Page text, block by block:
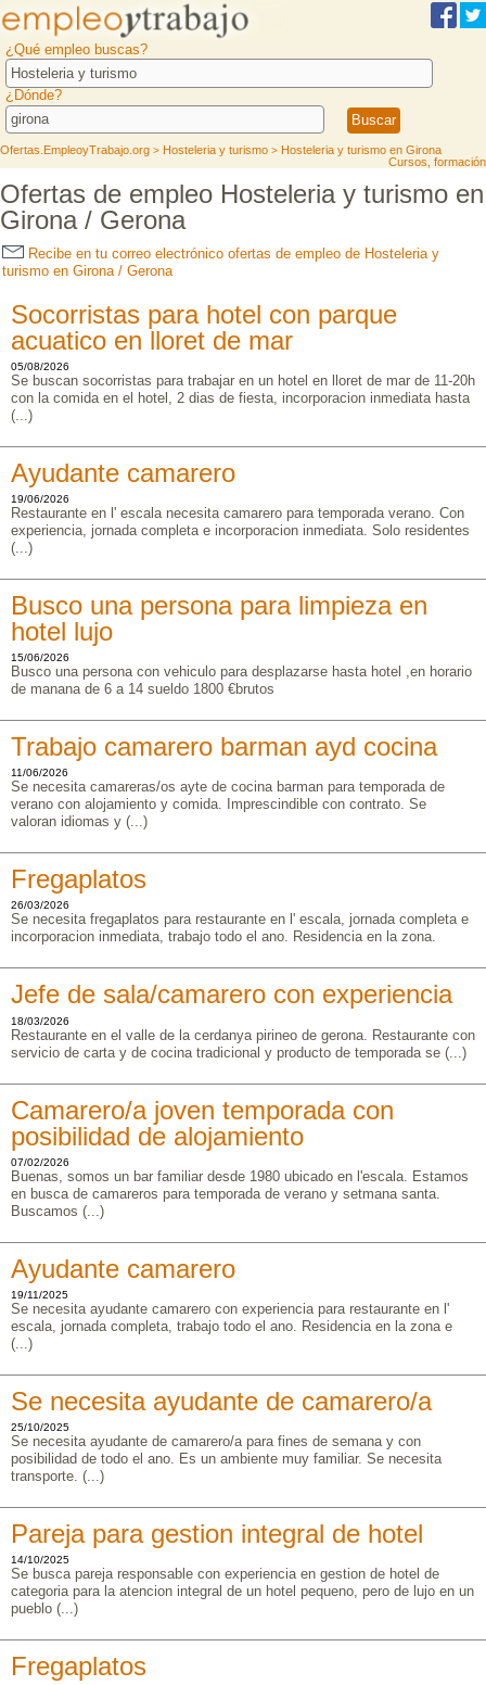
¿Qué empleo buscas?
¿Dónde?
Ofertas.EmpleoyTrabajo.org > Hosteleria y turismo > Hosteleria y turismo en Girona
Cursos, formación
Ofertas de empleo Hosteleria y turismo en
Girona / Gerona
Recibe en tu correo electrónico ofertas de empleo de Hosteleria y
turismo en Girona / Gerona
Socorristas para hotel con parque
acuatico en lloret de mar
05/08/2026
Se buscan socorristas para trabajar en un hotel en lloret de mar de 11-20h
con la comida en el hotel, 2 dias de fiesta, incorporacion inmediata hasta
(...)
Ayudante camarero
19/06/2026
Restaurante en l' escala necesita camarero para temporada verano. Con
experiencia, jornada completa e incorporacion inmediata. Solo residentes
(...)
Busco una persona para limpieza en
hotel lujo
15/06/2026
Busco una persona con vehiculo para desplazarse hasta hotel ,en horario
de manana de 6 a 14 sueldo 1800 €brutos
Trabajo camarero barman ayd cocina
11/06/2026
Se necesita camareras/os ayte de cocina barman para temporada de
verano con alojamiento y comida. Imprescindible con contrato. Se
valoran idiomas y (...)
Fregaplatos
26/03/2026
Se necesita fregaplatos para restaurante en l' escala, jornada completa e
incorporacion inmediata, trabajo todo el ano. Residencia en la zona.
Jefe de sala/camarero con experiencia
18/03/2026
Restaurante en el valle de la cerdanya pirineo de gerona. Restaurante con
servicio de carta y de cocina tradicional y producto de temporada se (...)
Camarero/a joven temporada con
posibilidad de alojamiento
07/02/2026
Buenas, somos un bar familiar desde 1980 ubicado en l'escala. Estamos
en busca de camareros para temporada de verano y setmana santa.
Buscamos (...)
Ayudante camarero
19/11/2025
Se necesita ayudante camarero con experiencia para restaurante en l'
escala, jornada completa, trabajo todo el ano. Residencia en la zona e
(...)
Se necesita ayudante de camarero/a
25/10/2025
Se necesita ayudante de camarero/a para fines de semana y con
posibilidad de todo el ano. Es un ambiente muy familiar. Se necesita
transporte. (...)
Pareja para gestion integral de hotel
14/10/2025
Se busca pareja responsable con experiencia en gestion de hotel de
categoria para la atencion integral de un hotel pequeno, pero de lujo en un
pueblo (...)
Fregaplatos